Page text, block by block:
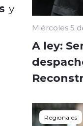
y
Miércoles 5
A ley:
Regionales